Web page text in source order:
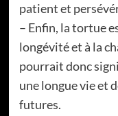
patient et
– Enfin, la tortue
longévité et à la
pourrait donc
une longue vie et
futures.